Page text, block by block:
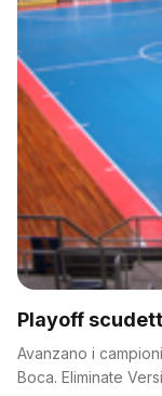
Playoff
Avanzano i
Boca. Eliminate